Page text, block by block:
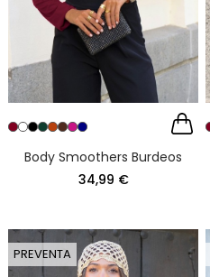
Body Smoothers Burdeos
34,99 €
PREVENTA